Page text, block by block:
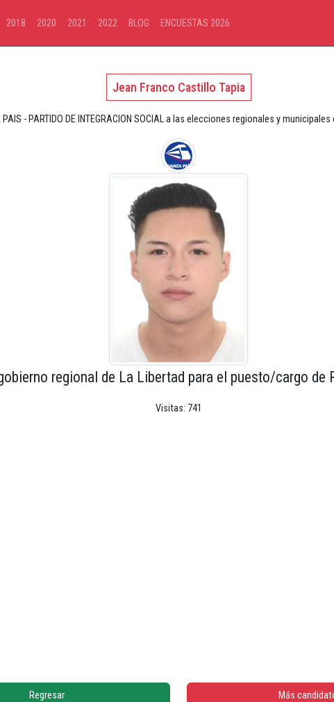
2018 2020 2021 2022 BLOG ENCUESTAS 2026
Jean Franco Castillo Tapia
- PARTIDO DE INTEGRACION SOCIAL a las elecciones regionales y
regional de La Libertad para el puesto/cargo de
Visitas: 741
Regresar Más